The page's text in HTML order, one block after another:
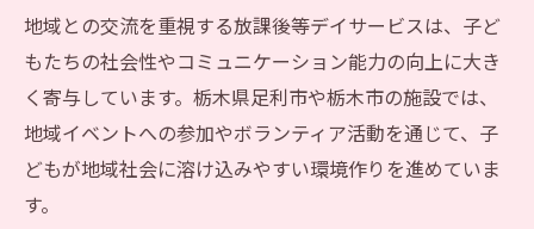
地域との交流を重視する放課後等デイサービスは、子ど
もたちの社会性やコミュニケーション能力の向上に大き
く寄与しています。栃木県足利市や栃木市の施設では、
地域イベントへの参加やボランティア活動を通じて、子
どもが地域社会に溶け込みやすい環境作りを進めていま
す。